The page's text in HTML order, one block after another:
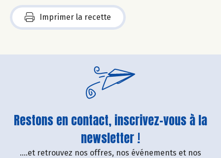
Imprimer la recette
Restons en contact, inscrivez-vous à la
newsletter !
....et retrouvez nos offres, nos événements et nos